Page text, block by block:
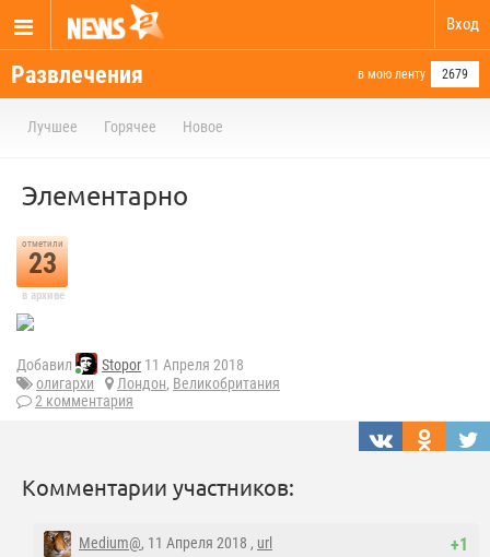
Вход
Развлечения в мою ленту 2679
Лучшее Горячее Новое
Элементарно
отметили
23
в архиве
Добавил Stopor 11 Апреля 2018
олигархи
Лондон, Великобритания
2 комментария
Комментарии участников:
+1
Medium@, 11 Апреля 2018 , url